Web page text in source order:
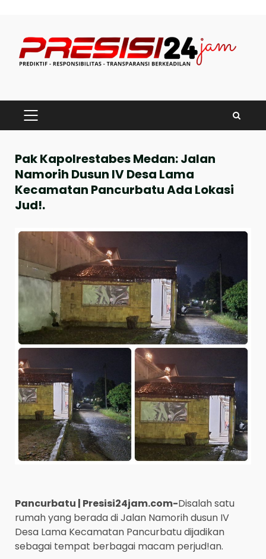
content
PRIMARY
MENU
Pak Kapolrestabes Medan: Jalan
Namorih Dusun IV Desa Lama
Kecamatan Pancurbatu Ada Lokasi
Jud!.
Pancurbatu | Presisi24jam.com-Disalah satu
rumah yang berada di Jalan Namorih dusun IV
Desa Lama Kecamatan Pancurbatu dijadikan
sebagai tempat berbagai macam perjud!an.